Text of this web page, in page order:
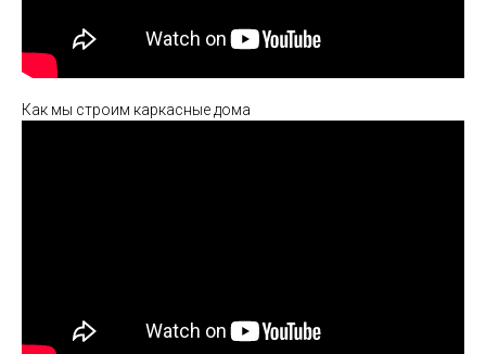
Как мы строим каркасные дома